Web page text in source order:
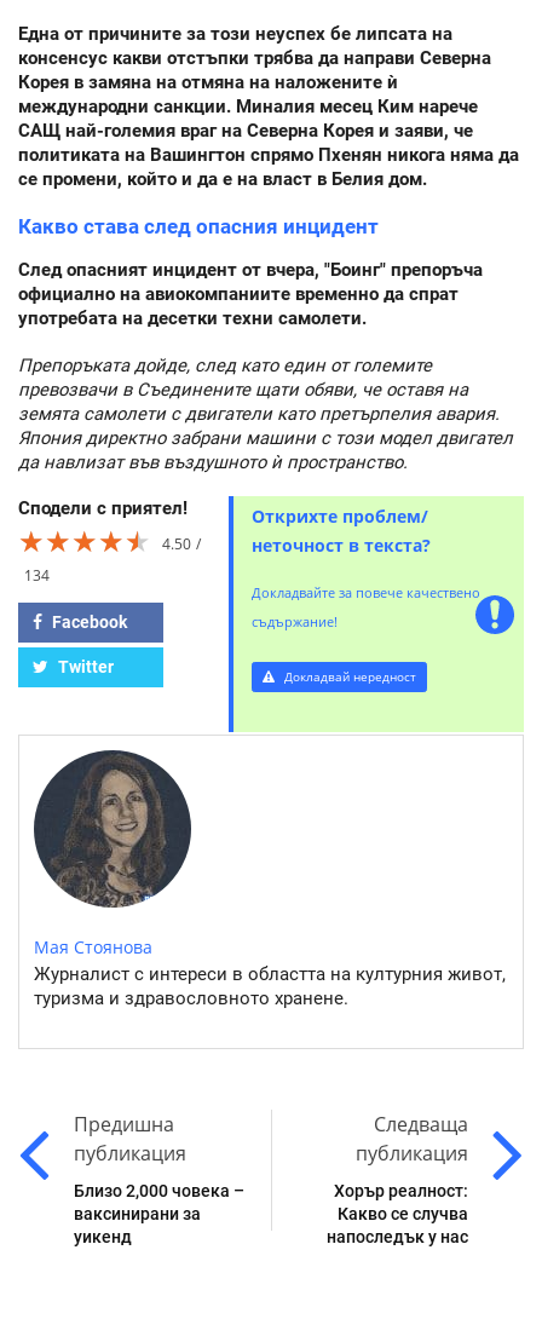
Една от причините за този неуспех бе липсата на
консенсус какви отстъпки трябва да направи Северна
Корея в замяна на отмяна на наложените ѝ
международни санкции. Миналия месец Ким нарече
САЩ най-големия враг на Северна Корея и заяви, че
политиката на Вашингтон спрямо Пхенян никога няма да
се промени, който и да е на власт в Белия дом.
Какво става след опасния инцидент
След опасният инцидент от вчера, "Боинг" препоръча
официално на авиокомпаниите временно да спрат
употребата на десетки техни самолети.
Препоръката дойде, след като един от големите
превозвачи в Съединените щати обяви, че оставя на
земята самолети с двигатели като претърпелия авария.
Япония директно забрани машини с този модел двигател
да навлизат във въздушното ѝ пространство.
Сподели с приятел!
★★★★★
★★★★★
★★★★★
4.50
134
Facebook
Twitter
Открихте проблем/
неточност в текста?
Докладвайте за повече качествено
съдържание!
Докладвай нередност
Мая Стоянова
Журналист с интереси в областта на културния живот,
туризма и здравословното хранене.
Предишна
публикация
Близо 2,000 човека –
ваксинирани за
уикенд
Следваща
публикация
Хорър реалност:
Какво се случва
напоследък у нас